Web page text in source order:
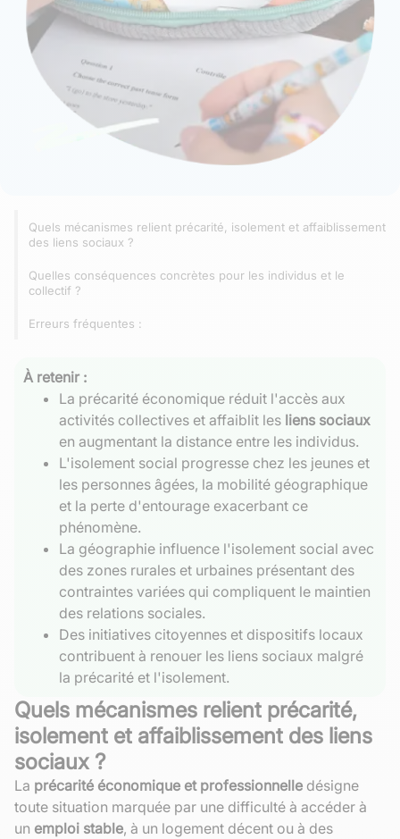
Quels mécanismes relient précarité, isolement et affaiblissement
des liens sociaux ?
Quelles conséquences concrètes pour les individus et le
collectif ?
Erreurs fréquentes :
À retenir :
La précarité économique réduit l'accès aux
activités collectives et affaiblit les liens sociaux
en augmentant la distance entre les individus.
L'isolement social progresse chez les jeunes et
les personnes âgées, la mobilité géographique
et la perte d'entourage exacerbant ce
phénomène.
La géographie influence l'isolement social avec
des zones rurales et urbaines présentant des
contraintes variées qui compliquent le maintien
des relations sociales.
Des initiatives citoyennes et dispositifs locaux
contribuent à renouer les liens sociaux malgré
la précarité et l'isolement.
Quels mécanismes relient précarité,
isolement et affaiblissement des liens
sociaux ?
La précarité économique et professionnelle désigne
toute situation marquée par une difficulté à accéder à
un emploi stable, à un logement décent ou à des